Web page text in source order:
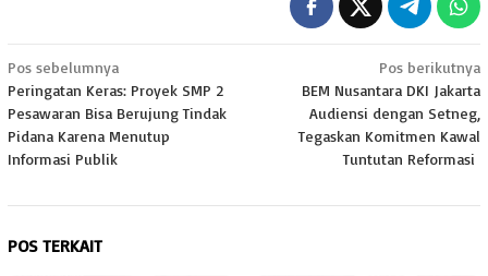
Navigasi
pos
Pos sebelumnya
Peringatan Keras: Proyek SMP 2
Pesawaran Bisa Berujung Tindak
Pidana Karena Menutup
Informasi Publik
Pos berikutnya
BEM Nusantara DKI Jakarta
Audiensi dengan Setneg,
Tegaskan Komitmen Kawal
Tuntutan Reformasi
POS TERKAIT